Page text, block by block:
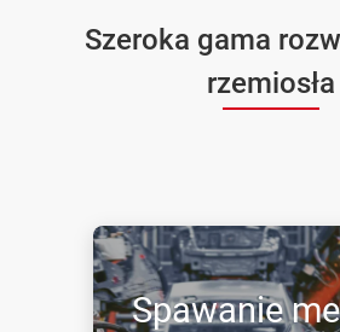
Szeroka gama
rzemiosła
Spawanie